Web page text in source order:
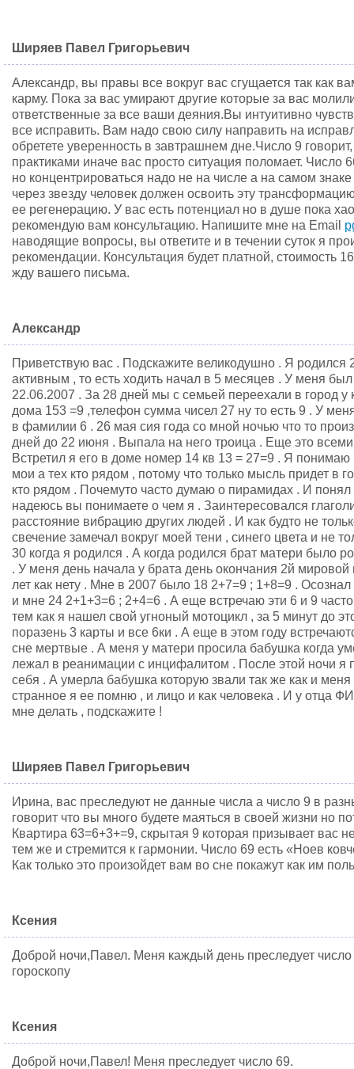
Ширяев Павел Григорьевич
Александр, вы правы все вокруг вас сгущается так как
карму. Пока за вас умирают другие которые за вас
ответственные за все ваши деяния.Вы интуитивно
все исправить. Вам надо свою силу направить на
обретете уверенность в завтрашнем дне.Число 9
практиками иначе вас просто ситуация поломает. Число
но концентрироваться надо не на числе а на самом
через звезду человек должен освоить эту
ее регенерацию. У вас есть потенциал но в душе пока
рекомендую вам консультацию. Напишите мне на Email
наводящие вопросы, вы ответите и в течении суток я
рекомендации. Консультация будет платной, стоимость
жду вашего письма.
Александр
Приветствую вас . Подскажите великодушно . Я родился
активным , то есть ходить начал в 5 месяцев . У меня
22.06.2007 . За 28 дней мы с семьей переехали в город у
дома 153 =9 ,телефон сумма чисел 27 ну то есть 9 . У
в фамилии 6 . 26 мая сия года со мной ночью что то
дней до 22 июня . Выпала на него троица . Еще это
Встретил я его в доме номер 14 кв 13 = 27=9 . Я
мои а тех кто рядом , потому что только мысль придет в
кто рядом . Почемуто часто думаю о пирамидах . И понял
надеюсь вы понимаете о чем я . Заинтересовался
расстояние вибрацию других людей . И как будто не
свечение замечал вокруг моей тени , синего цвета и не
30 когда я родился . А когда родился брат матери было
. У меня день начала у брата день окончания 2й
лет как нету . Мне в 2007 было 18 2+7=9 ; 1+8=9 . Осознал
и мне 24 2+1+3=6 ; 2+4=6 . А еще встречаю эти 6 и 9
тем как я нашел свой угноный мотоцикл , за 5 минут до
поразень 3 карты и все 6ки . А еще в этом году
сне мертвые . А меня у матери просила бабушка когда
лежал в реанимации с инцифалитом . После этой ночи я
себя . А умерла бабушка которую звали так же как и
странное я ее помню , и лицо и как человека . И у отца
мне делать , подскажите !
Ширяев Павел Григорьевич
Ирина, вас преследуют не данные числа а число 9 в
говорит что вы много будете маяться в своей жизни но
Квартира 63=6+3+=9, скрытая 9 которая призывает вас
тем же и стремится к гармонии. Число 69 есть «Ноев
Как только это произойдет вам во сне покажут как им
Ксения
Доброй ночи,Павел. Меня каждый день преследует
гороскопу
Ксения
Доброй ночи,Павел! Меня преследует число 69.